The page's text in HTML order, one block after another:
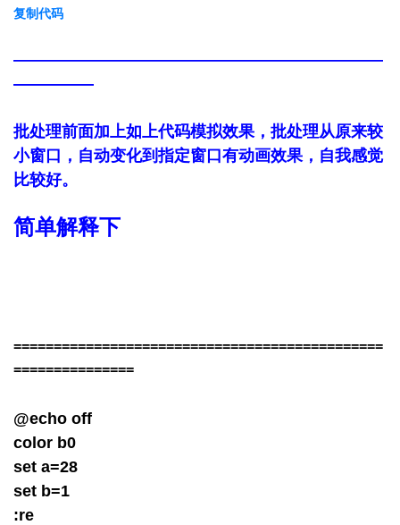
复制代码
———————————————————————
—————
批处理前面加上如上代码模拟效果，批处理从原来较
小窗口，自动变化到指定窗口有动画效果，自我感觉
比较好。
简单解释下
==============================================
===============
@echo off
color b0
set a=28
set b=1
:re